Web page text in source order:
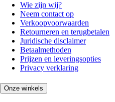
Wie zijn wij?
Neem contact op
Verkoopvoorwaarden
Retourneren en terugbetalen
Juridische disclaimer
Betaalmethoden
Prijzen en leveringsopties
Privacy verklaring
Onze winkels